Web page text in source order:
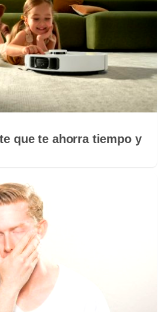
que te ahorra tiempo y